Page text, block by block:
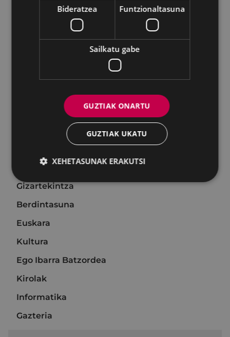
Lehen sektorea eta Errebal Plazia
Kontsumitzaileen Informaziorako Udal
Bulegoa (KIUB)
Ingurumena
Udaltzaingoa
Gizartekintza
Berdintasuna
Euskara
Kultura
Ego Ibarra Batzordea
Kirolak
Informatika
Gazteria
Bideratzea Funtzionaltasuna
Sailkatu gabe
GUZTIAK ONARTU
GUZTIAK UKATU
XEHETASUNAK ERAKUTSI